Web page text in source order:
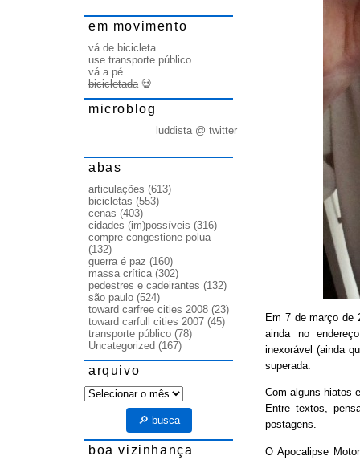
Em 7 de março de
ainda no
inexorável (ainda
superada.
Com alguns hiatos
Entre textos,
postagens.
O Apocalipse
em movimento
vá de bicicleta
use transporte público
vá a pé
bicicletada💀
microblog
luddista @ twitter
abas
articulações (613)
bicicletas (553)
cenas (403)
cidades (im)possíveis (316)
compre congestione polua
(132)
guerra é paz (160)
massa crítica(302)
pedestres e cadeirantes (132)
são paulo (524)
toward carfree cities 2008 (23)
toward carfull cities 2007 (45)
transporte público (78)
Uncategorized (167)
arquivo
arquivo
🔎 busca
boa vizinhança